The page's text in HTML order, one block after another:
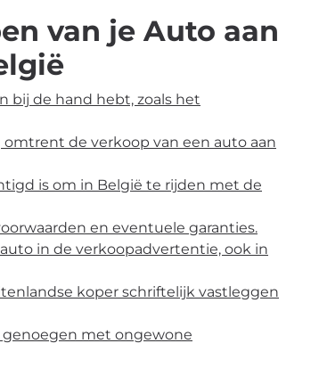
van je Auto aan
bij de hand hebt, zoals het
de verkoop van een auto aan
is om in België te rijden met de
en eventuele garanties.
in de verkoopadvertentie, ook in
koper schriftelijk vastleggen
met ongewone